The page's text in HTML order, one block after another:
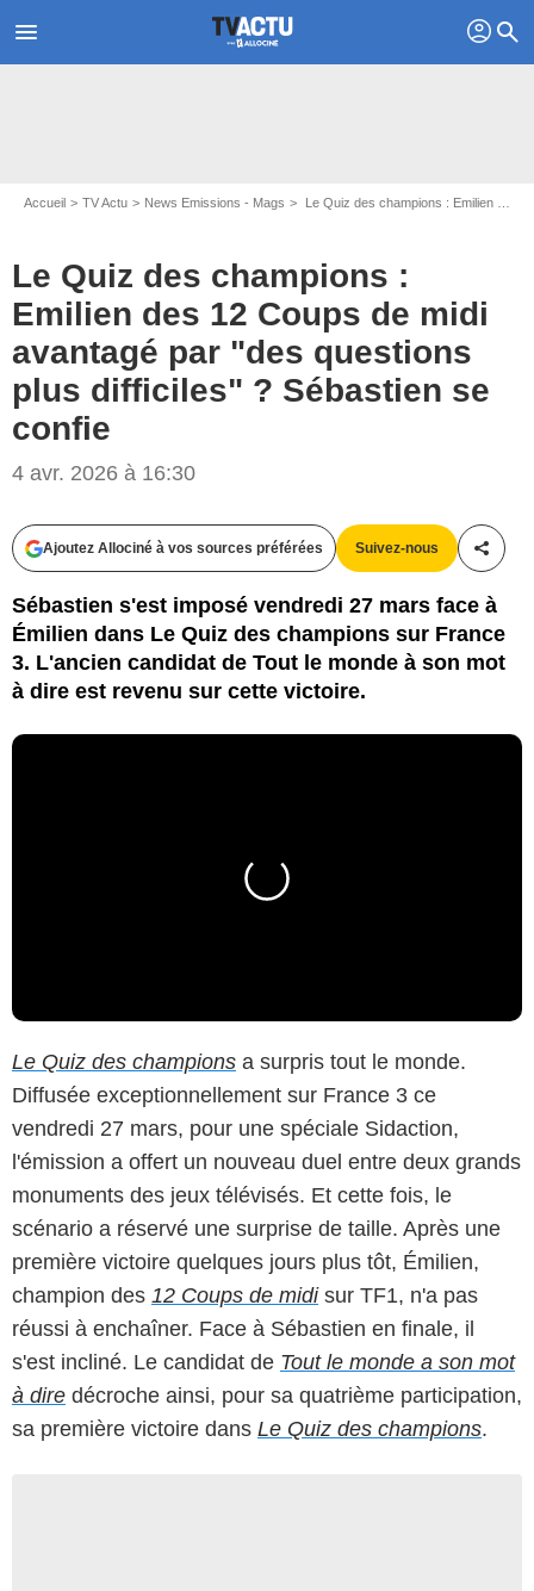
menu profil search
Accueil TV Actu News Emissions - Mags Le Quiz des champions : Emilien des 12 Coups de midi avantagé par "des questions plus difficiles" ? Sébastien se confie
Le Quiz des champions :
Emilien des 12 Coups de midi
avantagé par "des questions
plus difficiles" ? Sébastien se
confie
4 avr. 2026 à 16:30
Ajoutez Allociné à vos sources préférées Suivez-nous
Sébastien s'est imposé vendredi 27 mars face à
Émilien dans Le Quiz des champions sur France
3. L'ancien candidat de Tout le monde à son mot
à dire est revenu sur cette victoire.
Le Quiz des champions a surpris tout le monde.
Diffusée exceptionnellement sur France 3 ce
vendredi 27 mars, pour une spéciale Sidaction,
l'émission a offert un nouveau duel entre deux grands
monuments des jeux télévisés. Et cette fois, le
scénario a réservé une surprise de taille. Après une
première victoire quelques jours plus tôt, Émilien,
champion des 12 Coups de midisur TF1, n'a pas
réussi à enchaîner. Face à Sébastien en finale, il
s'est incliné. Le candidat de Tout le monde a son mot
à dire décroche ainsi, pour sa quatrième participation,
sa première victoire dans Le Quiz des champions.